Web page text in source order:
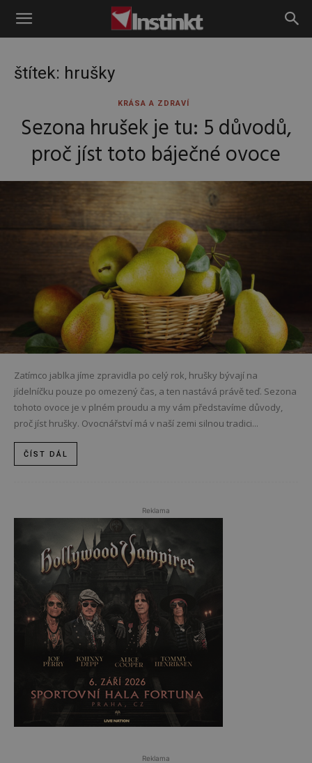
Instinkt
štítek: hrušky
KRÁSA A ZDRAVÍ
Sezona hrušek je tu: 5 důvodů,
proč jíst toto báječné ovoce
Zatímco jablka jíme zpravidla po celý rok, hrušky bývají na
jídelníčku pouze po omezený čas, a ten nastává právě teď. Sezona
tohoto ovoce je v plném proudu a my vám představíme důvody,
proč jíst hrušky. Ovocnářství má v naší zemi silnou tradici...
ČÍST DÁL
Reklama
Reklama